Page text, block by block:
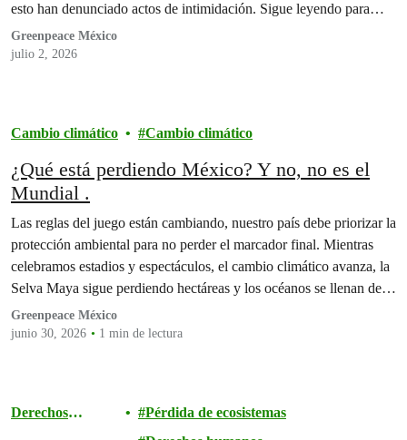
esto han denunciado actos de intimidación. Sigue leyendo para
saber más.
Greenpeace México
julio 2, 2026
Cambio climático Cambio climático
¿Qué está perdiendo México? Y no, no es el
Mundial .
Las reglas del juego están cambiando, nuestro país debe priorizar la
protección ambiental para no perder el marcador final. Mientras
celebramos estadios y espectáculos, el cambio climático avanza, la
Selva Maya sigue perdiendo hectáreas y los océanos se llenan de
plástico.
Greenpeace México
junio 30, 2026
1 min de lectura
Derechos
Pérdida de ecosistemas